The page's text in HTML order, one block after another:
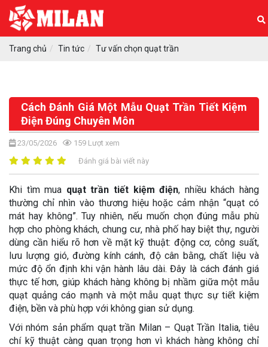
Trang chủ Tin tức Tư vấn chọn quạt trần
Cách Đánh Giá Một Mẫu Quạt Trần Tiết Kiệm
Điện Đúng Chuyên Môn
23/05/2026 159 Lượt xem
Đánh giá bài viết này
Khi tìm mua quạt trần tiết kiệm điện, nhiều khách hàng
thường chỉ nhìn vào thương hiệu hoặc cảm nhận “quạt có
mát hay không”. Tuy nhiên, nếu muốn chọn đúng mẫu phù
hợp cho phòng khách, chung cư, nhà phố hay biệt thự, người
dùng cần hiểu rõ hơn về mặt kỹ thuật: động cơ, công suất,
lưu lượng gió, đường kính cánh, độ cân bằng, chất liệu và
mức độ ổn định khi vận hành lâu dài. Đây là cách đánh giá
thực tế hơn, giúp khách hàng không bị nhầm giữa một mẫu
quạt quảng cáo mạnh và một mẫu quạt thực sự tiết kiệm
điện, bền và phù hợp với không gian sử dụng.
Với nhóm sản phẩm quạt trần Milan – Quạt Trần Italia, tiêu
chí kỹ thuật càng quan trọng hơn vì khách hàng không chỉ